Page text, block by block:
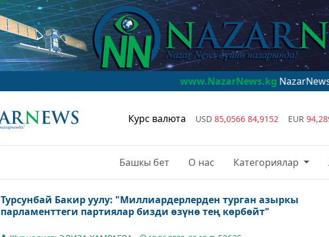
www.NazarNews.kgNazarNews - дүйнө
Курс валюта USD 85,0566 84,9152 EUR
Башкы бет О нас Категориялар
Турсунбай Бакир уулу: "Миллиардерлерден турган азыркы
парламенттеги партиялар бизди өзүнө тең көрбөйт"